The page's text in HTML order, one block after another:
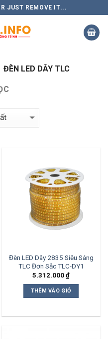
JUST REMOVE IT...
ĐÈN LED DÂY TLC
Đèn LED Dây 2835 Siêu Sáng
TLC Đơn Sắc TLC-DY1
5.312.000₫
THÊM VÀO GIỎ